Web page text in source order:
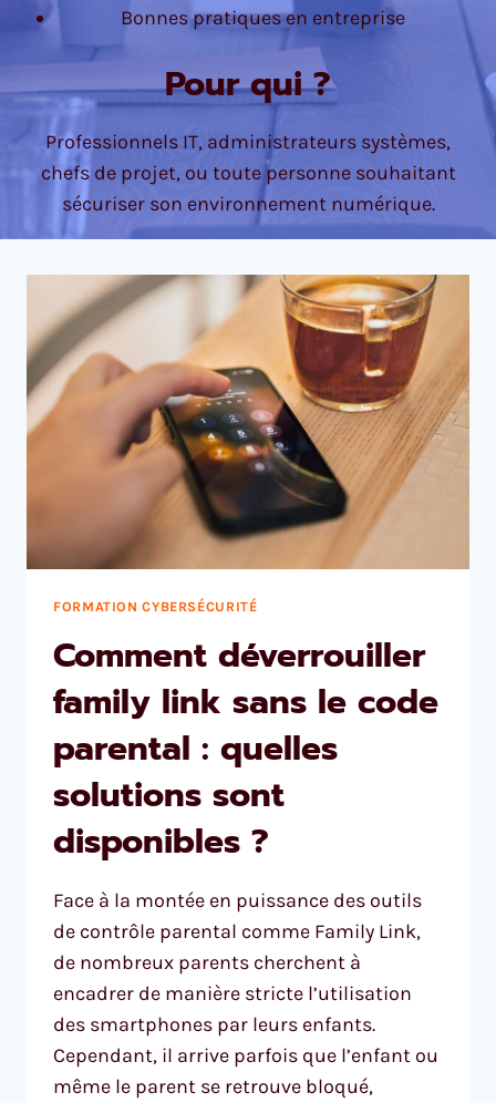
Bonnes pratiques en entreprise
Pour qui ?
Professionnels IT, administrateurs systèmes,
chefs de projet, ou toute personne souhaitant
sécuriser son environnement numérique.
FORMATION CYBERSÉCURITÉ
Comment déverrouiller
family link sans le code
parental : quelles
solutions sont
disponibles ?
Face à la montée en puissance des outils
de contrôle parental comme Family Link,
de nombreux parents cherchent à
encadrer de manière stricte l’utilisation
des smartphones par leurs enfants.
Cependant, il arrive parfois que l’enfant ou
même le parent se retrouve bloqué,